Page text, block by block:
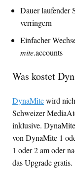
Dauer laufender
verringern
Einfacher
mite.accounts
Was kostet
DynaMitewird
Schweizer
inklusive.
von DynaMite 1
1 oder 2 am oder
das Upgrade gratis.